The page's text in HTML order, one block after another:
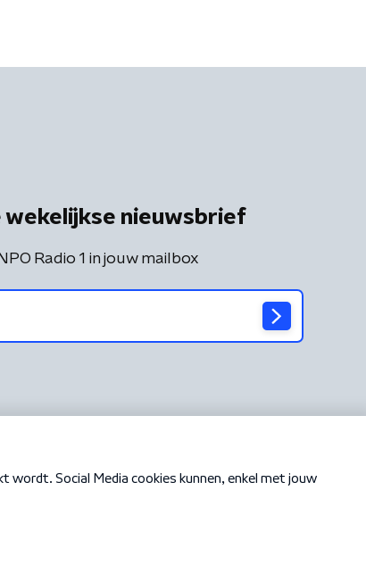
wekelijkse nieuwsbrief
Radio 1 in jouw mailbox